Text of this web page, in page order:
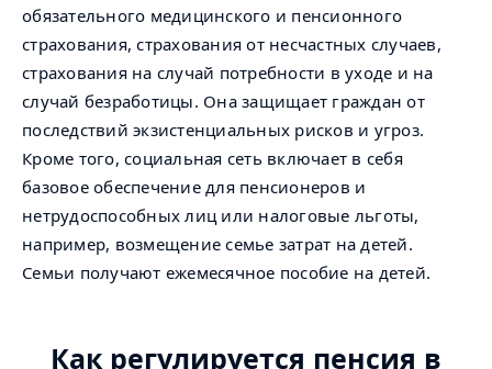
обязательного медицинского и пенсионного
страхования, страхования от несчастных случаев,
страхования на случай потребности в уходе и на
случай безработицы. Она защищает граждан от
последствий экзистенциальных рисков и угроз.
Кроме того, социальная сеть включает в себя
базовое обеспечение для пенсионеров и
нетрудоспособных лиц или налоговые льготы,
например, возмещение семье затрат на детей.
Семьи получают ежемесячное пособие на детей.
Как регулируется пенсия в